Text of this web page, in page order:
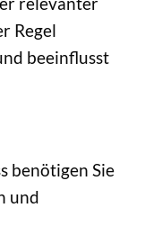
Regel
beeinflusst
benötigen Sie
und